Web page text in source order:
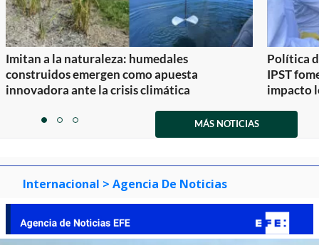
Imitan a la naturaleza: humedales
construidos emergen como apuesta
innovadora ante la crisis climática
Política
IPST
impacto
itemitemitem
MÁS NOTICIAS
Internacional > Agencia De Noticias